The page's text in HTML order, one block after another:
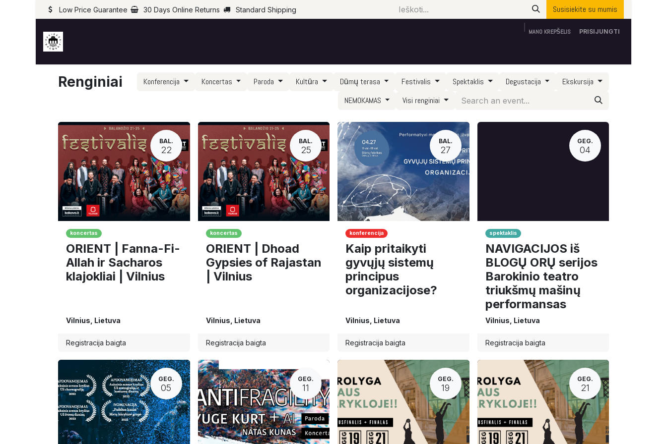
Low Price Guarantee 30 Days Online Returns Standard Shipping Susisiekite su mumis
MANO KREPŠELIS PRISIJUNGTI
Renginiai Konferencija Koncertas Paroda Kultūra Dūmų terasa Festivalis Spektaklis Degustacija
Ekskursija
NEMOKAMAS
Visi renginiai
BAL.
22
koncertas
ORIENT | Fanna-Fi-
Allah ir Sacharos
klajokliai | Vilnius
Vilnius Lietuva
Registracija baigta
BAL.
25
koncertas
ORIENT | Dhoad
Gypsies of Rajastan
| Vilnius
Vilnius Lietuva
Registracija baigta
BAL.
27
konferencija
Kaip pritaikyti
gyvųjų sistemų
principus
organizacijose?
Vilnius Lietuva
Registracija baigta
GEG.
04
spektaklis
NAVIGACIJOS iš
BLOGŲ ORŲ serijos
Barokinio teatro
triukšmų mašinų
performansas
Vilnius Lietuva
Registracija baigta
GEG.
05
GEG.
11
GEG.
19
GEG.
21